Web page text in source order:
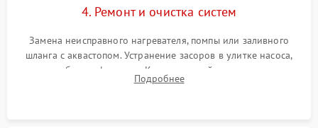
4. Ремонт и очистка систем
Замена неисправного нагревателя, помпы или заливного
шланга с аквастопом. Устранение засоров в улитке насоса,
патрубках и фильтрах. Компонентный ремонт платы
управления, восстановление поврежденной проводки.
Подробнее